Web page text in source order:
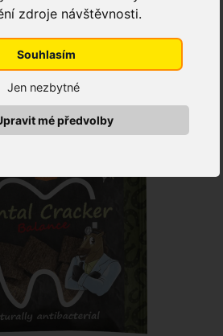
zdroje návštěvnosti.
Souhlasím
Jen nezbytné
mé předvolby
Řadit podle:
Nejnižší ceny Nejvyšší ceny
NOVINKA